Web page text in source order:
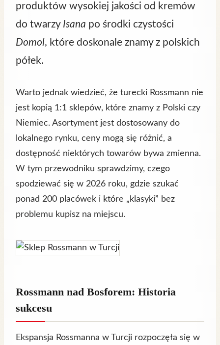
produktów wysokiej jakości od kremów
do twarzy Isana po środki czystości
Domol, które doskonale znamy z polskich
półek.
Warto jednak wiedzieć, że turecki Rossmann nie
jest kopią 1:1 sklepów, które znamy z Polski czy
Niemiec. Asortyment jest dostosowany do
lokalnego rynku, ceny mogą się różnić, a
dostępność niektórych towarów bywa zmienna.
W tym przewodniku sprawdzimy, czego
spodziewać się w 2026 roku, gdzie szukać
ponad 200 placówek i które „klasyki” bez
problemu kupisz na miejscu.
Rossmann nad Bosforem: Historia
sukcesu
Ekspansja Rossmanna w Turcji rozpoczęła się w